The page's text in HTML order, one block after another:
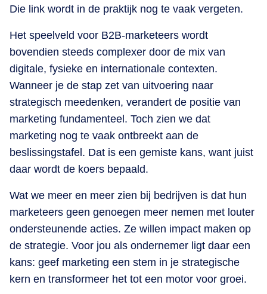
Die link wordt in de praktijk nog te vaak vergeten.
Het speelveld voor B2B-marketeers wordt
bovendien steeds complexer door de mix van
digitale, fysieke en internationale contexten.
Wanneer je de stap zet van uitvoering naar
strategisch meedenken, verandert de positie van
marketing fundamenteel. Toch zien we dat
marketing nog te vaak ontbreekt aan de
beslissingstafel. Dat is een gemiste kans, want juist
daar wordt de koers bepaald.
Wat we meer en meer zien bij bedrijven is dat hun
marketeers geen genoegen meer nemen met louter
ondersteunende acties. Ze willen impact maken op
de strategie. Voor jou als ondernemer ligt daar een
kans: geef marketing een stem in je strategische
kern en transformeer het tot een motor voor groei.